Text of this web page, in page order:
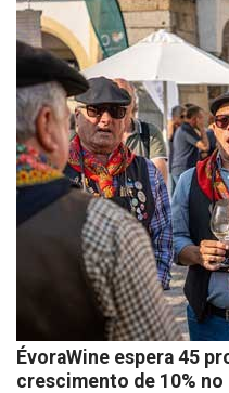
ÉvoraWine espera 45
crescimento de 10%